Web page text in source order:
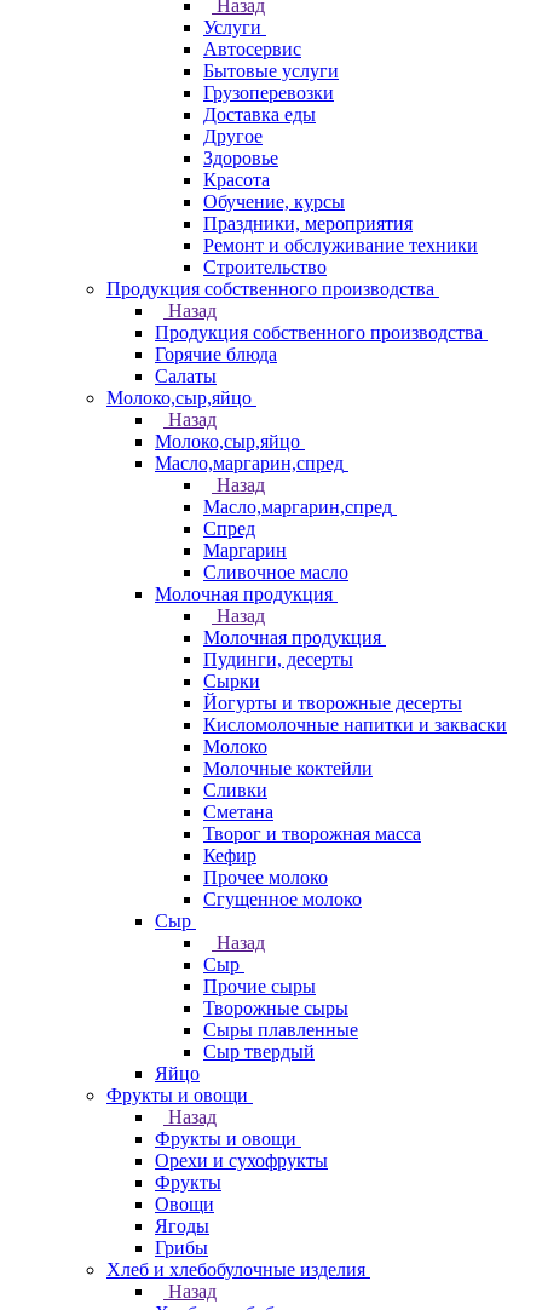
Назад
Услуги
Автосервис
Бытовые услуги
Грузоперевозки
Доставка еды
Другое
Здоровье
Красота
Обучение, курсы
Праздники, мероприятия
Ремонт и обслуживание техники
Строительство
Продукция собственного производства
Назад
Продукция собственного производства
Горячие блюда
Салаты
Молоко,сыр,яйцо
Назад
Молоко,сыр,яйцо
Масло,маргарин,спред
Назад
Масло,маргарин,спред
Спред
Маргарин
Сливочное масло
Молочная продукция
Назад
Молочная продукция
Пудинги, десерты
Сырки
Йогурты и творожные десерты
Кисломолочные напитки и закваски
Молоко
Молочные коктейли
Сливки
Сметана
Творог и творожная масса
Кефир
Прочее молоко
Сгущенное молоко
Сыр
Назад
Сыр
Прочие сыры
Творожные сыры
Сыры плавленные
Сыр твердый
Яйцо
Фрукты и овощи
Назад
Фрукты и овощи
Орехи и сухофрукты
Фрукты
Овощи
Ягоды
Грибы
Хлеб и хлебобулочные изделия
Назад